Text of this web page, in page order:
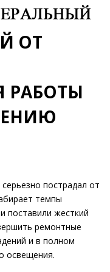
ОТ
РАБОТЫ
пострадал от
темпы
поставили жесткий
ремонтные
и в полном
освещения.